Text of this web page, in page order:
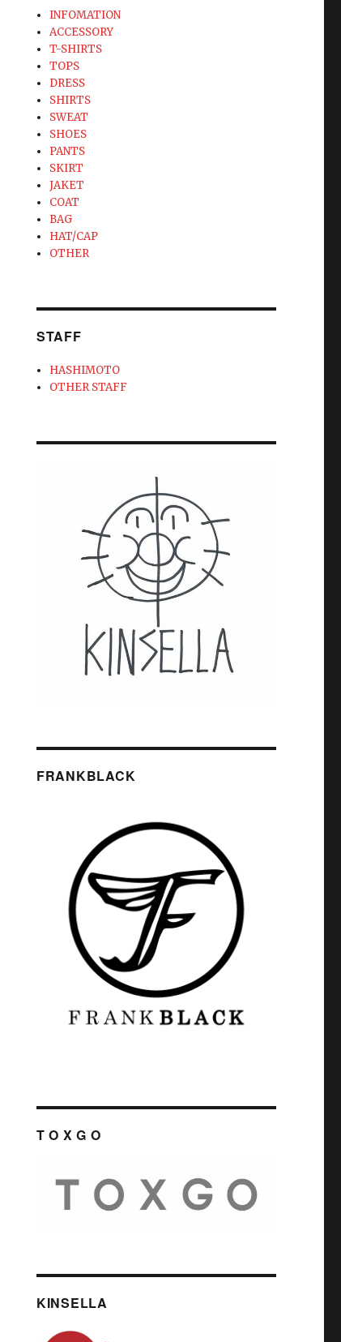
INFOMATION
ACCESSORY
T-SHIRTS
TOPS
DRESS
SHIRTS
SWEAT
SHOES
PANTS
SKIRT
JAKET
COAT
BAG
HAT/CAP
OTHER
STAFF
HASHIMOTO
OTHER STAFF
FRANKBLACK
T O X G O
KINSELLA